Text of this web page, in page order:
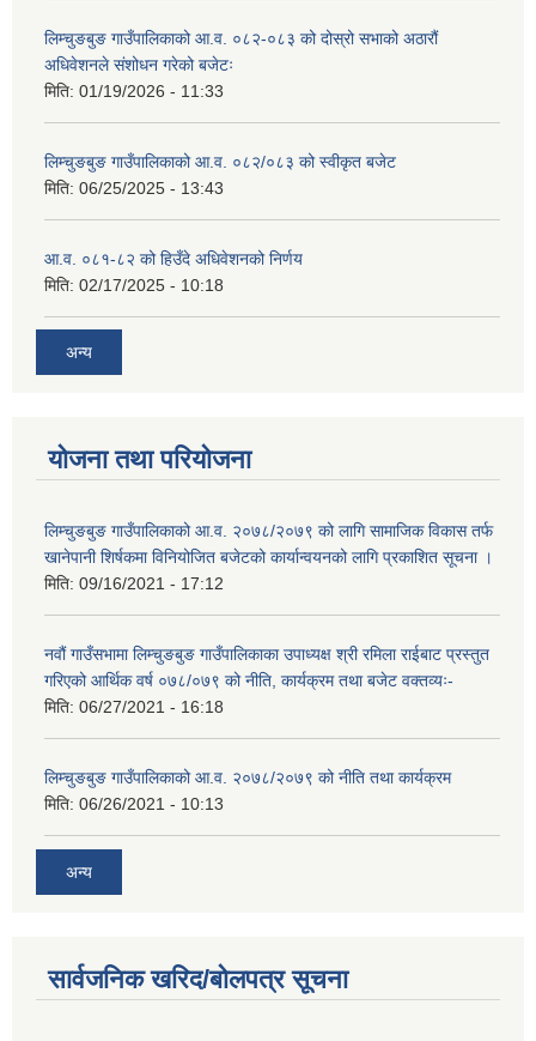
लिम्चुङबुङ गाउँपालिकाको आ.व. ०८२-०८३ को दोस्रो सभाको अठारौं
अधिवेशनले संशोधन गरेको बजेटः
मिति: 01/19/2026 - 11:33
लिम्चुङबुङ गाउँपालिकाको आ.व. ०८२/०८३ को स्वीकृत बजेट
मिति: 06/25/2025 - 13:43
आ.व. ०८१-८२ को हिउँदे अधिवेशनको निर्णय
मिति: 02/17/2025 - 10:18
अन्य
योजना तथा परियोजना
लिम्चुङबुङ गाउँपालिकाको आ.व. २०७८/२०७९ को लागि सामाजिक विकास तर्फ
खानेपानी शिर्षकमा विनियोजित बजेटको कार्यान्वयनको लागि प्रकाशित सूचना ।
मिति: 09/16/2021 - 17:12
नवौं गाउँसभामा लिम्चुङबुङ गाउँपालिकाका उपाध्यक्ष श्री रमिला राईबाट प्रस्तुत
गरिएको आर्थिक वर्ष ०७८/०७९ को नीति, कार्यक्रम तथा बजेट वक्तव्यः-
मिति: 06/27/2021 - 16:18
लिम्चुङबुङ गाउँपालिकाको आ.व. २०७८/२०७९ को नीति तथा कार्यक्रम
मिति: 06/26/2021 - 10:13
अन्य
सार्वजनिक खरिद/बोलपत्र सूचना